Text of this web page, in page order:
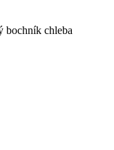
bochník chleba